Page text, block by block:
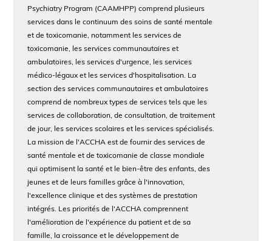
Psychiatry Program (CAAMHPP) comprend plusieurs
services dans le continuum des soins de santé mentale
et de toxicomanie, notamment les services de
toxicomanie, les services communautaires et
ambulatoires, les services d'urgence, les services
médico-légaux et les services d'hospitalisation. La
section des services communautaires et ambulatoires
comprend de nombreux types de services tels que les
services de collaboration, de consultation, de traitement
de jour, les services scolaires et les services spécialisés.
La mission de l'ACCHA est de fournir des services de
santé mentale et de toxicomanie de classe mondiale
qui optimisent la santé et le bien-être des enfants, des
jeunes et de leurs familles grâce à l'innovation,
l'excellence clinique et des systèmes de prestation
intégrés. Les priorités de l'ACCHA comprennent
l'amélioration de l'expérience du patient et de sa
famille, la croissance et le développement de